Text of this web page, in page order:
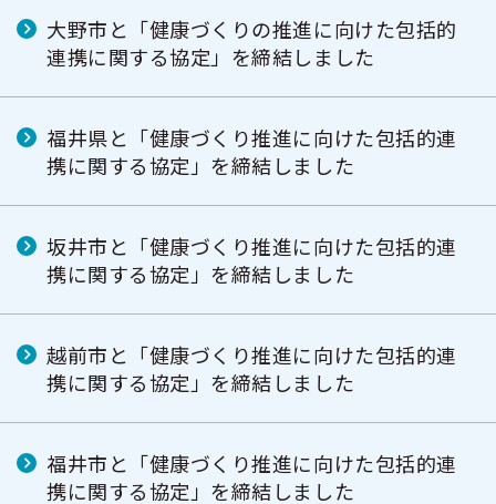
大野市と「健康づくりの推進に向けた包括的
連携に関する協定」を締結しました
福井県と「健康づくり推進に向けた包括的連
携に関する協定」を締結しました
坂井市と「健康づくり推進に向けた包括的連
携に関する協定」を締結しました
越前市と「健康づくり推進に向けた包括的連
携に関する協定」を締結しました
福井市と「健康づくり推進に向けた包括的連
携に関する協定」を締結しました